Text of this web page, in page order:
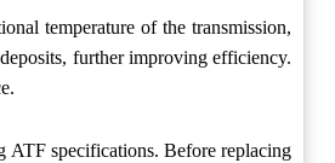
temperature of the transmission,
further improving efficiency.
ATF specifications. Before replacing